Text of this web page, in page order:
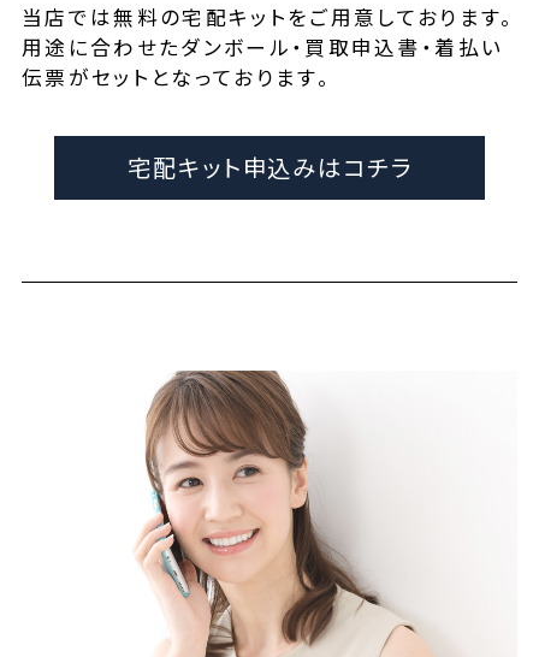
当店では無料の宅配キットをご用意しております。
用途に合わせたダンボール・買取申込書・着払い
伝票がセットとなっております。
宅配キット申込みはコチラ